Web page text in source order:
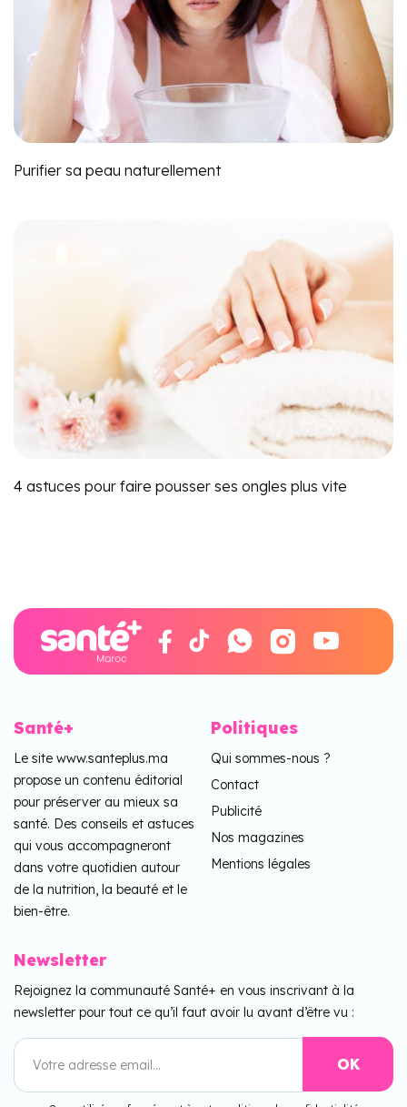
Purifier sa peau naturellement
4 astuces pour faire pousser ses ongles plus vite
Santé+
Le site www.santeplus.ma
propose un contenu éditorial
pour préserver au mieux sa
santé. Des conseils et astuces
qui vous accompagneront
dans votre quotidien autour
de la nutrition, la beauté et le
bien-être.
Politiques
Qui sommes-nous ?
Contact
Publicité
Nos magazines
Mentions légales
Newsletter
Rejoignez la communauté Santé+ en vous inscrivant à la
newsletter pour tout ce qu’il faut avoir lu avant d’être vu :